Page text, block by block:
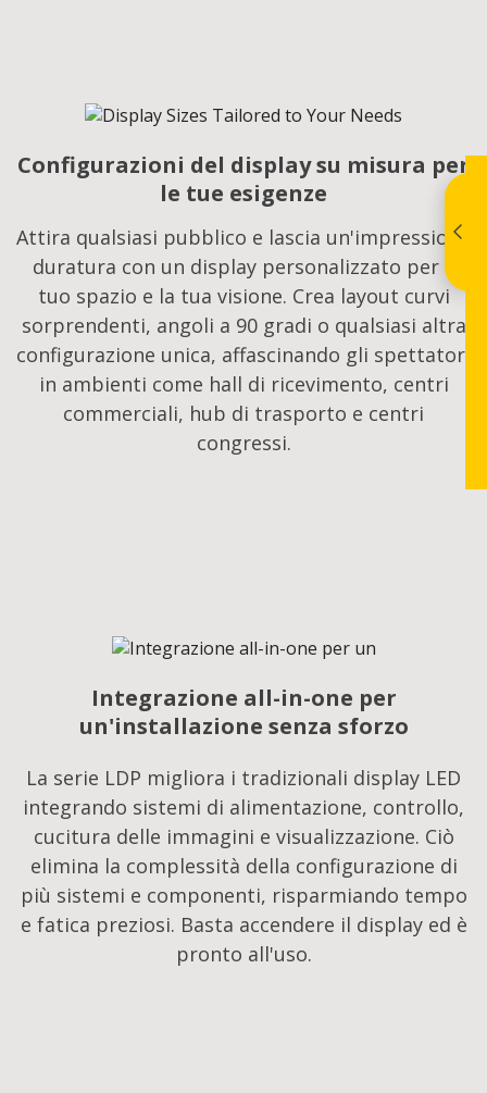
Configurazioni del display su misura per
le tue esigenze​
Attira qualsiasi pubblico e lascia un'impressione
duratura con un display personalizzato per il
tuo spazio e la tua visione. Crea layout curvi
sorprendenti, angoli a 90 gradi o qualsiasi altra
configurazione unica, affascinando gli spettatori
in ambienti come hall di ricevimento, centri
commerciali, hub di trasporto e centri
congressi.​
Integrazione all-in-one per
un'installazione senza sforzo
La serie LDP migliora i tradizionali display LED
integrando sistemi di alimentazione, controllo,
cucitura delle immagini e visualizzazione. Ciò
elimina la complessità della configurazione di
più sistemi e componenti, risparmiando tempo
e fatica preziosi. Basta accendere il display ed è
pronto all'uso.